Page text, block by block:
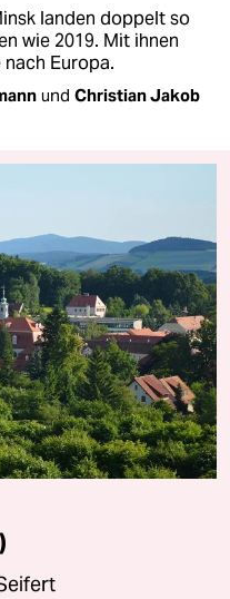
landen doppelt so
wie 2019. Mit ihnen
Europa.
und Christian Jakob